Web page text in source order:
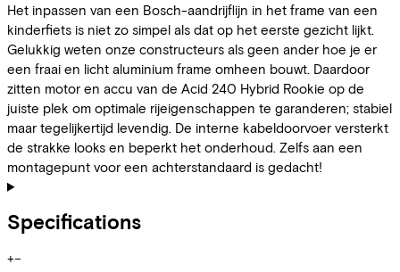
Het inpassen van een Bosch-aandrijflijn in het frame van een
kinderfiets is niet zo simpel als dat op het eerste gezicht lijkt.
Gelukkig weten onze constructeurs als geen ander hoe je er
een fraai en licht aluminium frame omheen bouwt. Daardoor
zitten motor en accu van de Acid 240 Hybrid Rookie op de
juiste plek om optimale rijeigenschappen te garanderen; stabiel
maar tegelijkertijd levendig. De interne kabeldoorvoer versterkt
de strakke looks en beperkt het onderhoud. Zelfs aan een
montagepunt voor een achterstandaard is gedacht!
Specifications
+−